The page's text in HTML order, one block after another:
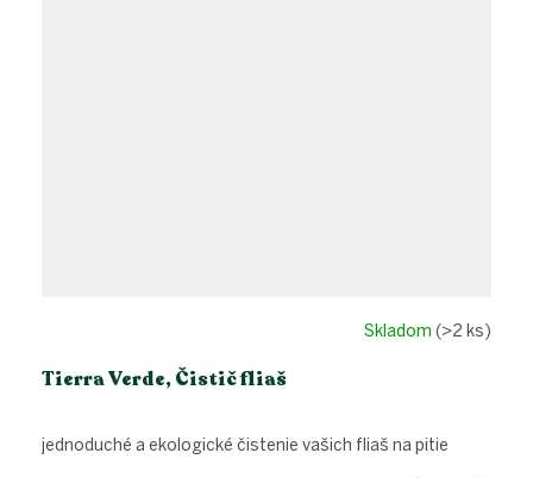
Tierra Verde, Čistič fliaš
Skladom (>2 ks)
jednoduché a ekologické čistenie vašich fliaš na pitie